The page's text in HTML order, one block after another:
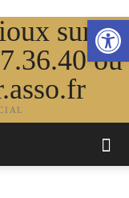
sur
ou
Ouvrir